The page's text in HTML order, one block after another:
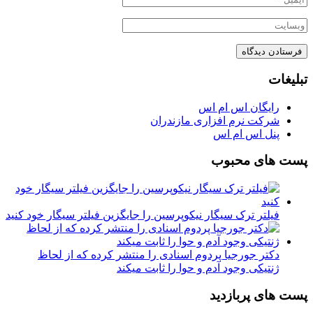
تبلیغات
رایگان اس ام اس
شرکت نرم افزاری مازندران
پنل اس ام اس
پست های محبوب
فیلتر ترک سیگار نیکوپرسین را جایگزین فیلتر سیگار خود کنید
دکتر جورجیا پردوم اسنادی را منتشر کرده که از لحاظ
ژنتیکی وجود آدم و حوا را ثابت میکند
پست های پربازدید